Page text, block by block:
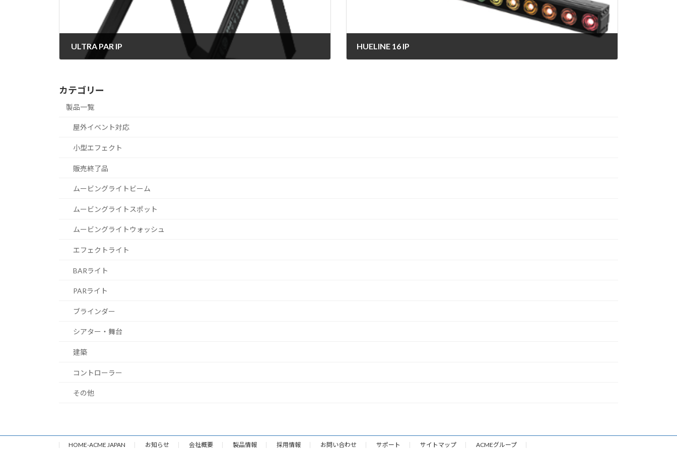
ULTRA PAR IP HUELINE 16 IP
カテゴリー
製品一覧
屋外イベント対応
小型エフェクト
販売終了品
ムービングライトビーム
ムービングライトスポット
ムービングライトウォッシュ
エフェクトライト
BARライト
PARライト
ブラインダー
シアター・舞台
建築
コントローラー
その他
HOME-ACME JAPAN お知らせ 会社概要 製品情報 採用情報 お問い合わせ サポート サイトマップ ACMEグループ